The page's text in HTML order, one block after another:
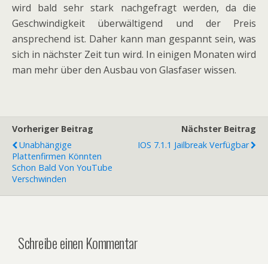
wird bald sehr stark nachgefragt werden, da die
Geschwindigkeit überwältigend und der Preis
ansprechend ist. Daher kann man gespannt sein, was
sich in nächster Zeit tun wird. In einigen Monaten wird
man mehr über den Ausbau von Glasfaser wissen.
Vorheriger Beitrag
Unabhängige
Plattenfirmen Könnten
Schon Bald Von YouTube
Verschwinden
Nächster Beitrag
IOS 7.1.1 Jailbreak Verfügbar
Schreibe einen Kommentar